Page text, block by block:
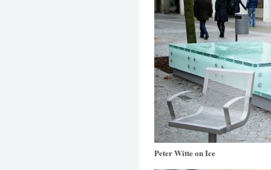
Peter Witte on Ice